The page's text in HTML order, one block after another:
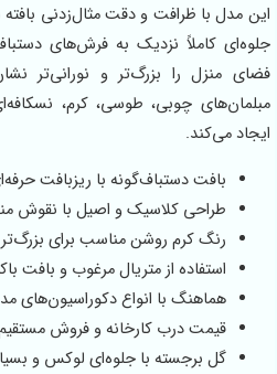
مدل با ظرافت و دقت مثال‌زدنی بافته شده
کاملاً نزدیک به فرش‌های دستباف
منزل را بزرگ‌تر و نورانی‌تر
چوبی، طوسی، کرم،
می‌کند.
بافت دستباف‌گونه با ریزبافت حرفه‌ای
طراحی کلاسیک و اصیل با نقوش منظم
رنگ کرم روشن مناسب برای بزرگ‌تر
استفاده از متریال مرغوب و بافت
هماهنگ با انواع دکوراسیون‌های
قیمت درب کارخانه و فروش مستقیم
گل برجسته با جلوه‌ای لوکس و بسیار